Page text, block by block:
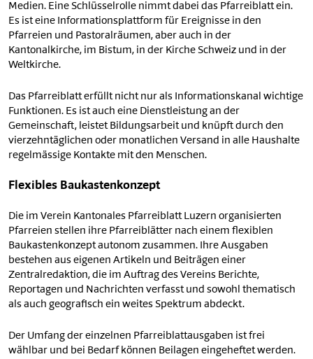
Medien. Eine Schlüsselrolle nimmt dabei das Pfarreiblatt ein.
Es ist eine Informationsplattform für Ereignisse in den
Pfarreien und Pastoralräumen, aber auch in der
Kantonalkirche, im Bistum, in der Kirche Schweiz und in der
Weltkirche.
Das Pfarreiblatt erfüllt nicht nur als Informationskanal wichtige
Funktionen. Es ist auch eine Dienstleistung an der
Gemeinschaft, leistet Bildungsarbeit und knüpft durch den
vierzehntäglichen oder monatlichen Versand in alle Haushalte
regelmässige Kontakte mit den Menschen.
Flexibles Baukastenkonzept
Die im Verein Kantonales Pfarreiblatt Luzern organisierten
Pfarreien stellen ihre Pfarreiblätter nach einem flexiblen
Baukastenkonzept autonom zusammen. Ihre Ausgaben
bestehen aus eigenen Artikeln und Beiträgen einer
Zentralredaktion, die im Auftrag des Vereins Berichte,
Reportagen und Nachrichten verfasst und sowohl thematisch
als auch geografisch ein weites Spektrum abdeckt.
Der Umfang der einzelnen Pfarreiblattausgaben ist frei
wählbar und bei Bedarf können Beilagen eingeheftet werden.